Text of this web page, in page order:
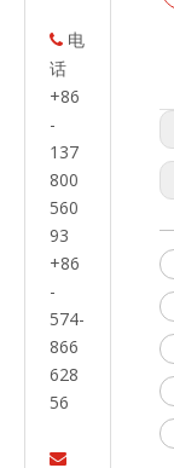
 电
话
+86
-
137
800
560
93
+86
-
574-
866
628
56
